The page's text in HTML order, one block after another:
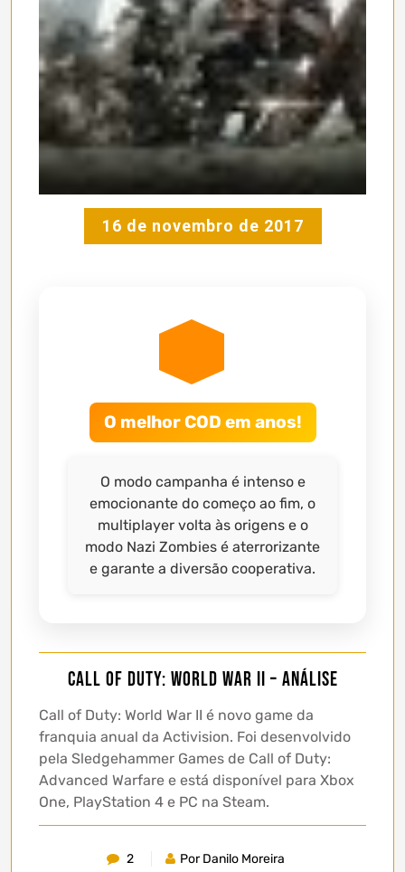
16 de novembro de 2017
O melhor COD em anos!
O modo campanha é intenso e
emocionante do começo ao fim, o
multiplayer volta às origens e o
modo Nazi Zombies é aterrorizante
e garante a diversão cooperativa.
Call of Duty: World War II – Análise
Call of Duty: World War II é novo game da
franquia anual da Activision. Foi desenvolvido
pela Sledgehammer Games de Call of Duty:
Advanced Warfare e está disponível para Xbox
One, PlayStation 4 e PC na Steam.
2
Por Danilo Moreira